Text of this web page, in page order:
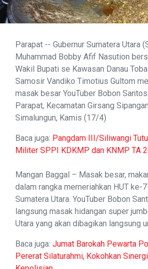
Parapat -- Gubernur Sumatera Utara
Muhammad Bobby Afif Nasution
Wakil Bupati se Kawasan Danau
Samosir Vandiko Timotius Gultom
masak besar YouTuber Bobon
Parapat, Kecamatan Girsang
Simalungun, Kamis (17/4)
Baca juga: Pangdam III/Siliwangi
Militer SPPI KDKMP dan KNMP TA
Mangan Baggal – Masak besar,
dalam rangka memeriahkan HUT ke-
Sumatera Utara. YouTuber Bobon
langsung masak hidangan super
Utara yang akan dibagikan langsung
Baca juga: Jumat Barokah Pewarta
Pererat Silaturahmi, Kokohkan